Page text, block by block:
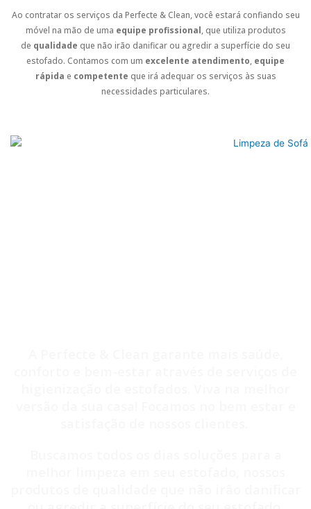
Ao contratar os serviços da Perfecte & Clean, você estará confiando seu
móvel na mão de uma equipe profissional, que utiliza produtos
de qualidade que não irão danificar ou agredir a superfície do seu
estofado. Contamos com um excelente atendimento, equipe
rápida e competente que irá adequar os serviços às suas
necessidades particulares.